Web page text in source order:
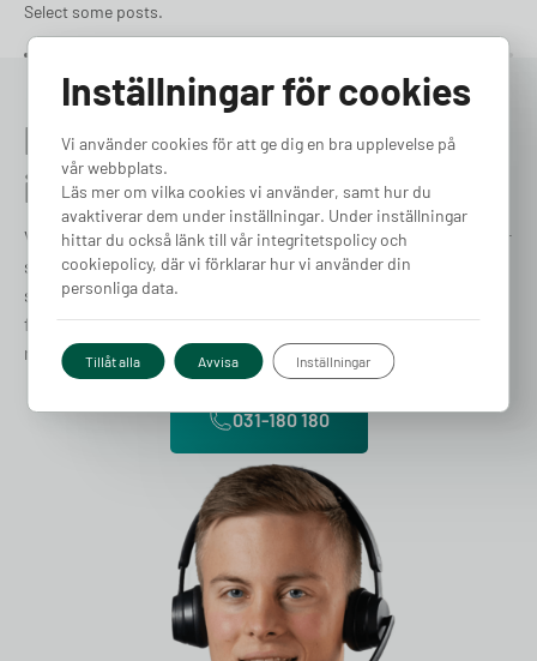
Select some posts.
Prata med en expert redan
idag
Vi förstår att varje fråga, stor som liten, är viktig och därför
strävar vi efter att ge snabb, vänlig och professionell
support. Vårt dedikerade team av experter finns till hands
för att hjälpa dig med allt från tekniska frågor till praktiska
råd om elbilsladdning. Låt oss hjälpa dig!
031-180 180
Inställningar för cookies
Vi använder cookies för att ge dig en bra upplevelse på
vår webbplats.
Läs mer om vilka cookies vi använder, samt hur du
avaktiverar dem under inställningar. Under inställningar
hittar du också länk till vår integritetspolicy och
cookiepolicy, där vi förklarar hur vi använder din
personliga data.
Tillåt alla Avvisa Inställningar